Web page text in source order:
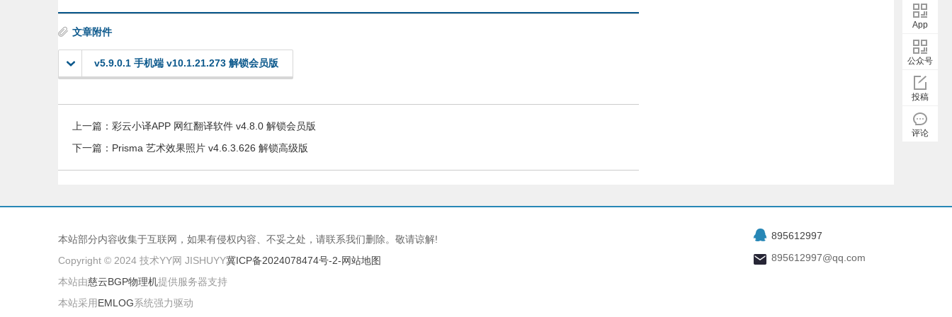
文章附件
v5.9.0.1 手机端 v10.1.21.273 解锁会员版
上一篇： 彩云小译APP 网红翻译软件 v4.8.0 解锁会员版
下一篇： Prisma 艺术效果照片 v4.6.3.626 解锁高级版
本站部分内容收集于互联网，如果有侵权内容、不妥之处，请联系我们删除。敬请谅解!
Copyright © 2024 技术YY网 JISHUYY冀ICP备2024078474号-2-网站地图
本站由慈云BGP物理机提供服务器支持
本站采用EMLOG系统强力驱动
895612997
895612997@qq.com
App
公众号
投稿
评论